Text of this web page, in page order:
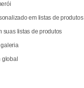
em listas de produtos
suas listas de produtos
global